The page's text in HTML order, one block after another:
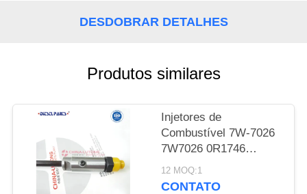
SITE
PRIVACY
POLICY
DESDOBRAR DETALHES
Produtos similares
Injetores de
Combustível 7W-7026
7W7026 0R1746
0R3423 Compatíveis
com Motor Diesel
12 MOQ:1
CONTATO